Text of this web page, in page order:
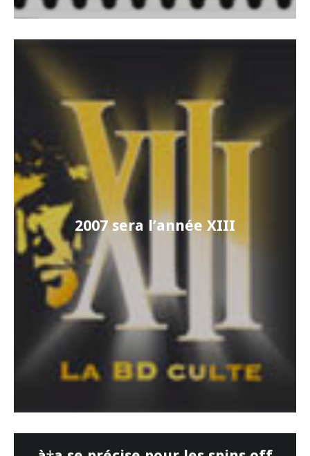
2007 sera l’année XIII